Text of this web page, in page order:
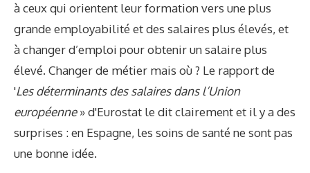
à ceux qui orientent leur formation vers une plus
grande employabilité et des salaires plus élevés, et
à changer d’emploi pour obtenir un salaire plus
élevé. Changer de métier mais où ? Le rapport de
'Les déterminants des salaires dans l’Union
européenne» d'Eurostat le dit clairement et il y a des
surprises : en Espagne, les soins de santé ne sont pas
une bonne idée.